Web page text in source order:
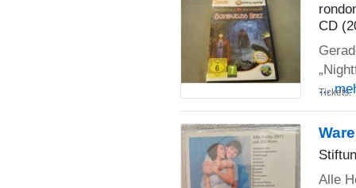
CD
...
Tickets:
Alle